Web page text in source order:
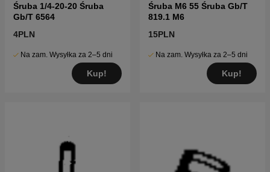
Śruba 1/4-20-20 Śruba
Gb/T 6564
4PLN
Na zam. Wysyłka za 2–5 dni
Kup!
Śruba M6 55 Śruba Gb/T
819.1 M6
15PLN
Na zam. Wysyłka za 2–5 dni
Kup!